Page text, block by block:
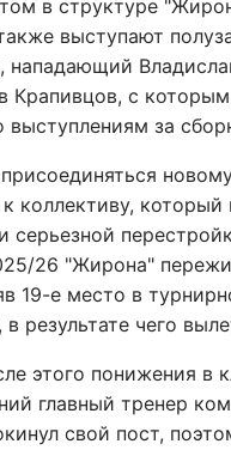
в структуре
выступают
нападающий
Крапивцов, с
выступлениям за
коллективу, который
серьезной
26 "Жирона"
19-е место в
результате чего
этого понижения в
главный тренер
свой пост,